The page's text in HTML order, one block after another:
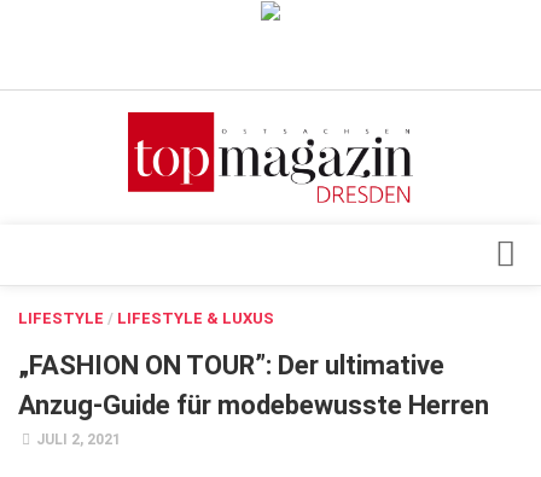
Verkaufsstellen
Architektur & Design
Events
Genuss
Geschäft
LIFESTYLE / LIFESTYLE & LUXUS
„FASHION ON TOUR”: Der ultimative
Anzug-Guide für modebewusste Herren
JULI 2, 2021